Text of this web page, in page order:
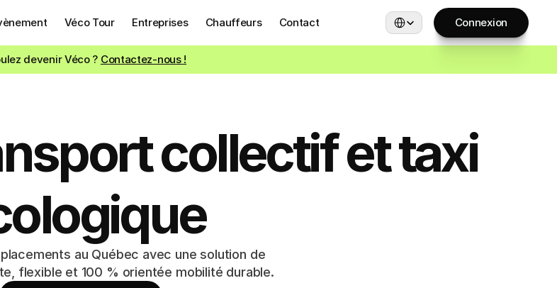
Véco Tour Entreprises Chauffeurs Contact Select Language Connexion
devenir Véco ? Contactez-nous !
collectif et taxi
au Québec avec une solution de
flexible et 100 % orientée mobilité durable.